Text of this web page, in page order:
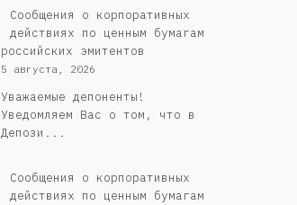
Cообщения о корпоративных
действиях по ценным бумагам
российских эмитентов
5 августа, 2026
Уважаемые депоненты!
Уведомляем Вас о том, что в
Депози...
Сообщения о корпоративных
действиях по ценным бумагам